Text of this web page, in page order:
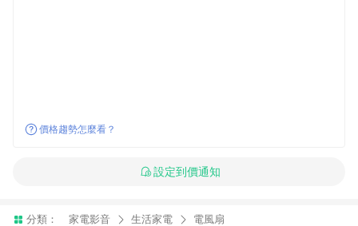
價格趨勢怎麼看？
設定到價通知
分類： 家電影音 生活家電 電風扇